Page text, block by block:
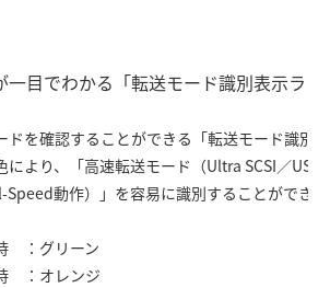
目でわかる「転送モード識別表示ラン
ドを確認することができる「転送モード識別
により、「高速転送モード（Ultra SCSI／
Speed動作）」を容易に識別することができ
：グリーン
：オレンジ